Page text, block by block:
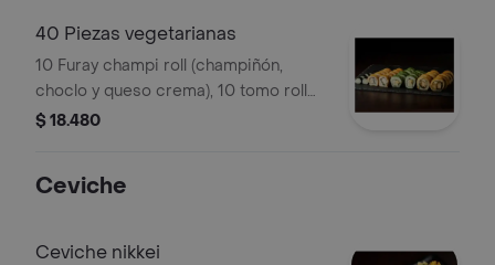
40 Piezas vegetarianas
10 Furay champi roll (champiñón,
choclo y queso crema), 10 tomo roll
env. en palta (choclo, palmito y queso
tomo (choclo, cebollín y palta).
$ 18.480
Ceviche
Ceviche nikkei